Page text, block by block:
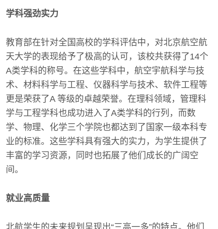
学科强劲实力
教育部在针对全国高校的学科评估中，对北京航空航
天大学的表现给予了极高的认可，该校共获得了14个
A类学科的称号。在这些学科中，航空宇航科学与技
术、材料科学与工程、仪器科学与技术、软件工程等
更是荣获了A 等级的卓越荣誉。在理科领域，管理科
学与工程学科也成功进入了A类学科的行列，而数
学、物理、化学三个学院也都达到了国家一级本科专
业的标准。这些学科具有强大的实力，为学生提供了
丰富的学习资源，同时也拓展了他们成长的广阔空
间。
就业高质量
北航学生的未来规划呈现出“三高一多”的特点。他们